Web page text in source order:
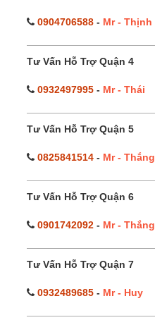
0904706588 - Mr - Thịnh
Tư Vấn Hỗ Trợ Quận 4
0932497995 - Mr - Thái
Tư Vấn Hỗ Trợ Quận 5
0825841514 - Mr - Thắng
Tư Vấn Hỗ Trợ Quận 6
0901742092 - Mr - Thắng
Tư Vấn Hỗ Trợ Quận 7
0932489685 - Mr - Huy